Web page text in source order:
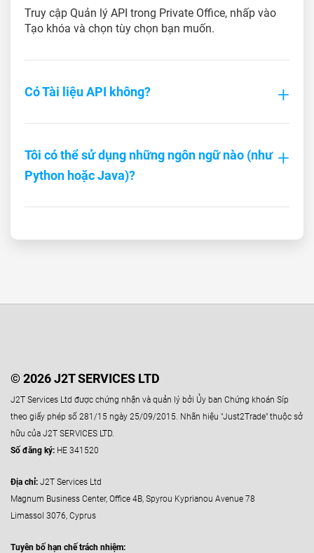
Truy cập Quản lý API trong Private Office, nhấp vào
Tạo khóa và chọn tùy chọn bạn muốn.
Có Tài liệu API không?
Tôi có thể sử dụng những ngôn ngữ nào (như
Python hoặc Java)?
© 2026 J2T SERVICES LTD
J2T Services Ltd được chứng nhận và quản lý bởi Ủy ban Chứng khoán Síp
theo giấy phép số 281/15 ngày 25/09/2015. Nhãn hiệu "Just2Trade" thuộc sở
hữu của J2T SERVICES LTD.
Số đăng ký: HE 341520
Địa chỉ: J2T Services Ltd
Magnum Business Center, Office 4B, Spyrou Kyprianou Avenue 78
Limassol 3076, Cyprus
Tuyên bố hạn chế trách nhiệm: